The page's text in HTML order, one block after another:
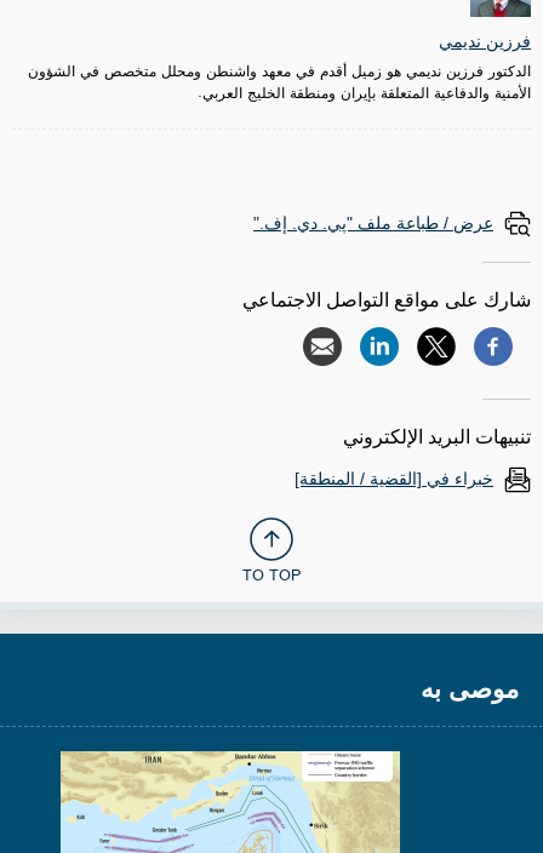
فرزين نديمي
الدكتور فرزين نديمي هو زميل أقدم في معهد واشنطن ومحلل متخصص في الشؤون
الأمنية والدفاعية المتعلقة بإيران ومنطقة الخليج العربي.
عرض / طباعة ملف "پي. دي. إف."
شارك على مواقع التواصل الاجتماعي
تنبيهات البريد الإلكتروني
خبراء في [القضية / المنطقة]
TO TOP
موصى به